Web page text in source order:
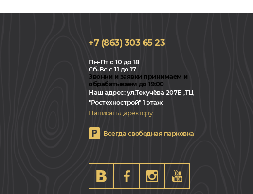
+7 (863) 303 65 23
Пн-Пт с 10 до 18
Сб-Вс с 11 до 17
Звонки и заявки принимаем и
обрабатываем до 19:00
Наш адрес:ул.Текучёва 207Б ,ТЦ
"Ростехнострой" 1 этаж
Написать директору
Всегда свободная парковка